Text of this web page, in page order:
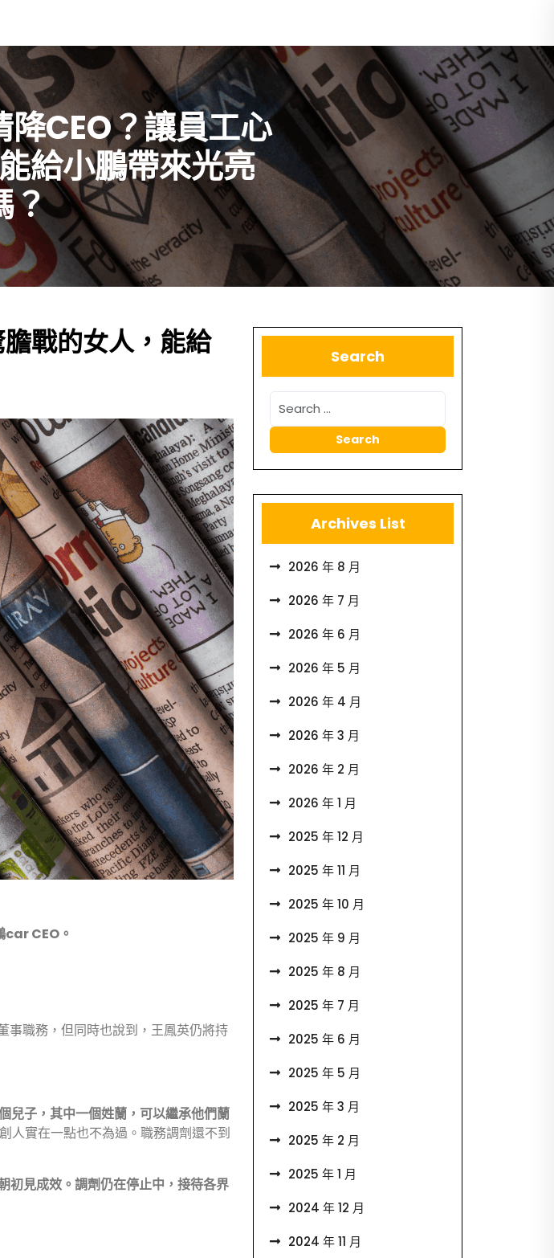
CEO？讓員工心
給小鵬帶來光亮
？
戰的女人，能給
car CEO。
職務，但同時也說到，王鳳英仍將持
兒子，其中一個姓蘭，可以繼承他們蘭
人實在一點也不為過。職務調劑還不到
初見成效。調劑仍在停止中， 接待各界
Search
Archives List
2026 年 8 月
2026 年 7 月
2026 年 6 月
2026 年 5 月
2026 年 4 月
2026 年 3 月
2026 年 2 月
2026 年 1 月
2025 年 12 月
2025 年 11 月
2025 年 10 月
2025 年 9 月
2025 年 8 月
2025 年 7 月
2025 年 6 月
2025 年 5 月
2025 年 3 月
2025 年 2 月
2025 年 1 月
2024 年 12 月
2024 年 11 月